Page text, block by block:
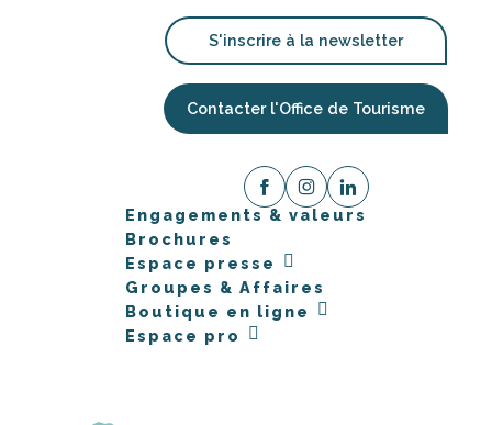
S'inscrire à la newsletter
Contacter l'Office de Tourisme
Engagements & valeurs
Brochures
Espace presse
Groupes & Affaires
Boutique en ligne
Espace pro